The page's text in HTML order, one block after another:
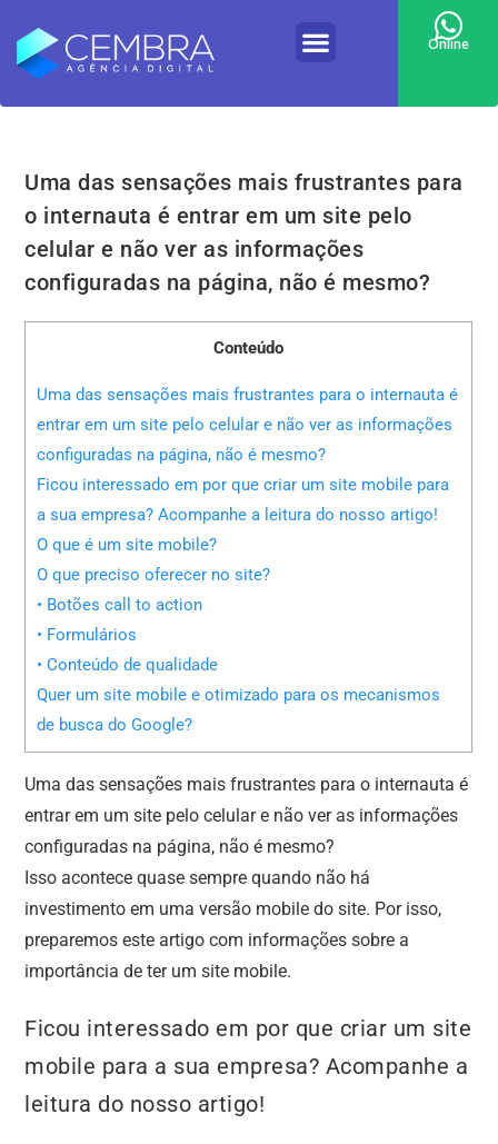
Online
Uma das sensações mais frustrantes para
o internauta é entrar em um site pelo
celular e não ver as informações
configuradas na página, não é mesmo?
Conteúdo
Uma das sensações mais frustrantes para o internauta é
entrar em um site pelo celular e não ver as informações
configuradas na página, não é mesmo?
Ficou interessado em por que criar um site mobile para
a sua empresa? Acompanhe a leitura do nosso artigo!
O que é um site mobile?
O que preciso oferecer no site?
• Botões call to action
• Formulários
• Conteúdo de qualidade
Quer um site mobile e otimizado para os mecanismos
de busca do Google?
Uma das sensações mais frustrantes para o internauta é
entrar em um site pelo celular e não ver as informações
configuradas na página, não é mesmo?
Isso acontece quase sempre quando não há
investimento em uma versão mobile do site. Por isso,
preparemos este artigo com informações sobre a
importância de ter um site mobile.
Ficou interessado em por que criar um site
mobile para a sua empresa? Acompanhe a
leitura do nosso artigo!